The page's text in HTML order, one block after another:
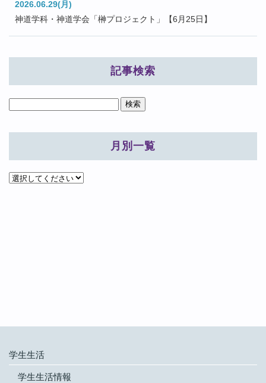
2026.06.29(月)
神道学科・神道学会「榊プロジェクト」【6月25日】
記事検索
月別一覧
学生生活
学生生活情報